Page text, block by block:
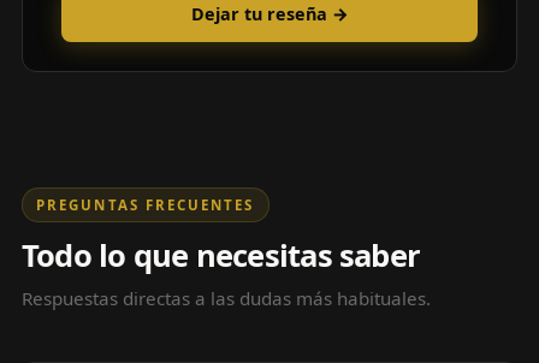
Dejar tu reseña →
PREGUNTAS FRECUENTES
Todo lo que necesitas saber
Respuestas directas a las dudas más habituales.